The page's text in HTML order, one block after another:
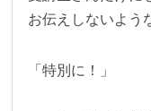
お伝えしないよう
「特別に！」